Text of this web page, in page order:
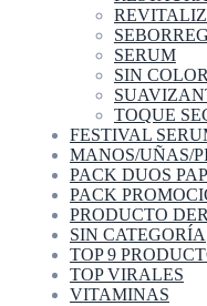
SERUM
SIN
TOQUE
FESTIVAL
MANOS/UÑAS/
PACK DUOS
PACK
PRODUCTO
SIN CATEGORÍA
TOP 9
TOP VIRALES
VITAMINAS